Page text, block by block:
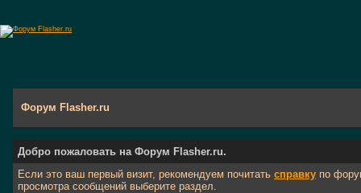
Форум Flasher.ru
Добро пожаловать на Форум Flasher.ru.
Если это ваш первый визит, рекомендуем почитать справку по
просмотра сообщений выберите раздел.